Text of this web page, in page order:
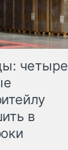
четыре
в